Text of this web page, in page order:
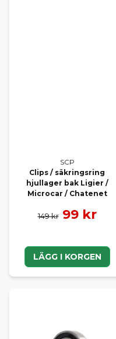
SCP
Clips / säkringsring
hjullager bak Ligier /
Microcar / Chatenet
149 kr 99 kr
LÄGG I KORGEN